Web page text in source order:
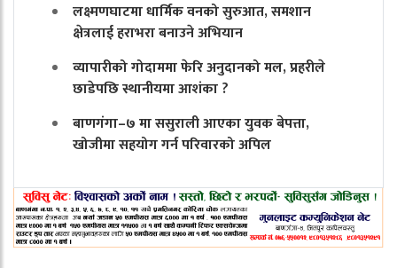
लक्ष्मणघाटमा धार्मिक वनको सुरुआत, समशान
क्षेत्रलाई हराभरा बनाउने अभियान
व्यापारीको गोदाममा फेरि अनुदानको मल, प्रहरीले
छाडेपछि स्थानीयमा आशंका ?
बाणगंगा–७ मा ससुराली आएका युवक बेपत्ता,
खोजीमा सहयोग गर्न परिवारको अपिल